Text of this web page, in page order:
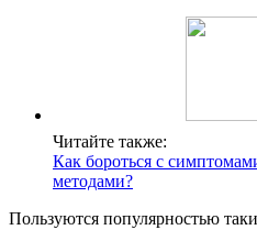
Читайте также:
Как бороться с
методами?
Пользуются популярностью